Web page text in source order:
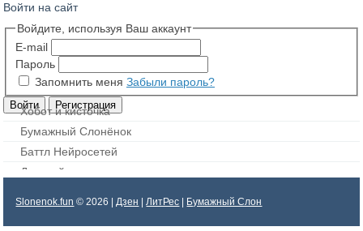
Войти на сайт
Войдите, используя Ваш аккаунт
E-mail
Пароль
Запомнить меня Забыли пароль?
Хобот и кисточка
Бумажный Слонёнок
Баттл Нейросетей
Дорисуй картинку
Slonenok.fun © 2026 |Дзен |ЛитРес Бумажный Слон